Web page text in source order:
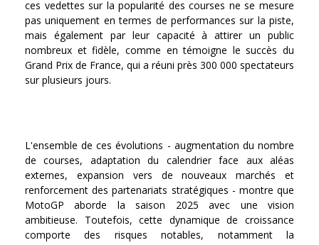
ces vedettes sur la popularité des courses ne se mesure
pas uniquement en termes de performances sur la piste,
mais également par leur capacité à attirer un public
nombreux et fidèle, comme en témoigne le succès du
Grand Prix de France, qui a réuni près 300 000 spectateurs
sur plusieurs jours.
L'ensemble de ces évolutions - augmentation du nombre
de courses, adaptation du calendrier face aux aléas
externes, expansion vers de nouveaux marchés et
renforcement des partenariats stratégiques - montre que
MotoGP aborde la saison 2025 avec une vision
ambitieuse. Toutefois, cette dynamique de croissance
comporte des risques notables, notamment la